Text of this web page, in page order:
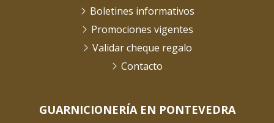
GUARNICIONERÍA EN PONTEVEDRA
Boletines informativos
Promociones vigentes
Validar cheque regalo
Contacto